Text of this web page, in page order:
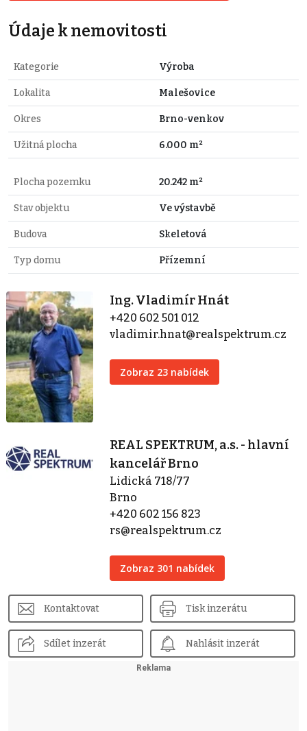
Údaje k nemovitosti
Kategorie Výroba
Lokalita Malešovice
Okres Brno-venkov
Užitná plocha 6.000 m²
Plocha pozemku 20.242 m²
Stav objektu Ve výstavbě
Budova Skeletová
Typ domu Přízemní
Ing. Vladimír Hnát
+420 602 501 012
vladimir.hnat@realspektrum.cz
Zobraz 23 nabídek
REAL SPEKTRUM, a.s. - hlavní
kancelář Brno
Lidická 718/77
Brno
+420 602 156 823
rs@realspektrum.cz
Zobraz 301 nabídek
Kontaktovat Tisk inzerátu
Sdílet inzerát Nahlásit inzerát